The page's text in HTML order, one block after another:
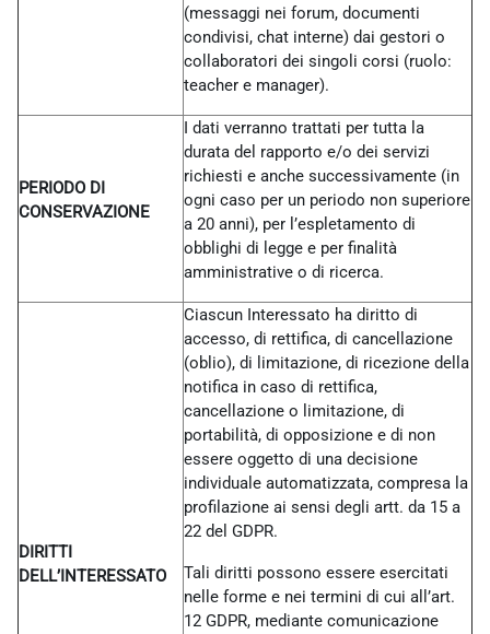
(messaggi nei forum, documenti
condivisi, chat interne) dai gestori o
collaboratori dei singoli corsi (ruolo:
teacher e manager).
PERIODO DI
CONSERVAZIONE
I dati verranno trattati per tutta la
durata del rapporto e/o dei servizi
richiesti e anche successivamente (in
ogni caso per un periodo non superiore
a 20 anni), per l’espletamento di
obblighi di legge e per finalità
amministrative o di ricerca.
DIRITTI
DELL’INTERESSATO
Ciascun Interessato ha diritto di
accesso, di rettifica, di cancellazione
(oblio), di limitazione, di ricezione della
notifica in caso di rettifica,
cancellazione o limitazione, di
portabilità, di opposizione e di non
essere oggetto di una decisione
individuale automatizzata, compresa la
profilazione ai sensi degli artt. da 15 a
22 del GDPR.
Tali diritti possono essere esercitati
nelle forme e nei termini di cui all’art.
12 GDPR, mediante comunicazione